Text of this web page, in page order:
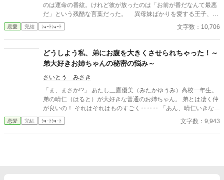
のは運命の番紋。けれど彼が放ったのは「お前が番だなんて最悪
だ」という残酷な言葉だった。 異母妹ばかりを愛する王子、家
族に疎まれる日々に耐えきれなくなったクロエは、半地下に住む
魔女へ願う。「この愛を消してください」と。 恋も嫉妬も失
から使者が現れる。異母妹の魅了が暴かれ、王子は今さら真実の
愛を誓うが、クロエの心にはもう何も響かない。愛されなかった
令嬢と、愛を取り戻したい竜王子。番たちの行く末は――。
恋愛 完結 ｼｮｰﾄｼｮｰﾄ 文字数：10,706
どうしよう私、弟にお腹を大きくさせられちゃった！～
弟大好きお姉ちゃんの秘密の悩み～
さいとう みさき
「ま、まさか!?」 あたし三鷹優美（みたかゆうみ）高校一年生。
弟の晴仁（はると）が大好きな普通のお姉ちゃん。 弟とは凄く仲
が良いの！ それはそれはものすごく‥‥‥ 「あん、晴仁いきなり
そんなのお口に入らないよぉ～♡」 そんな関係のあたしたち。 で
もある日トイレであたしはアレが来そうなのになかなか来ないの
恋愛 完結 ｼｮｰﾄｼｮｰﾄ 文字数：9,943